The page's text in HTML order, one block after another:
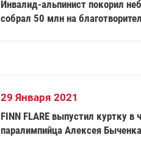
Инвалид-альпинист покорил
собрал 50 млн на
29 Января 2021
FINN FLARE выпустил куртку в
паралимпийца Алексея Быченка